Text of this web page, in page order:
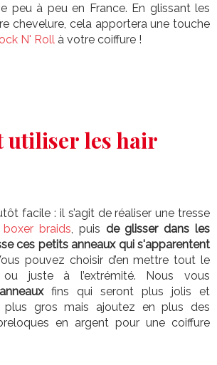
peu à peu en France. En glissant les
chevelure, cela apportera une touche
N' Roll à votre coiffure !
utiliser les hair
facile : il s’agit de réaliser une tresse
boxer braids, puis de glisser dans les
ces petits anneaux qui s'apparentent
pouvez choisir d’en mettre tout le
juste à l’extrémité. Nous vous
anneaux fins qui seront plus jolis et
plus gros mais ajoutez en plus des
en argent pour une coiffure